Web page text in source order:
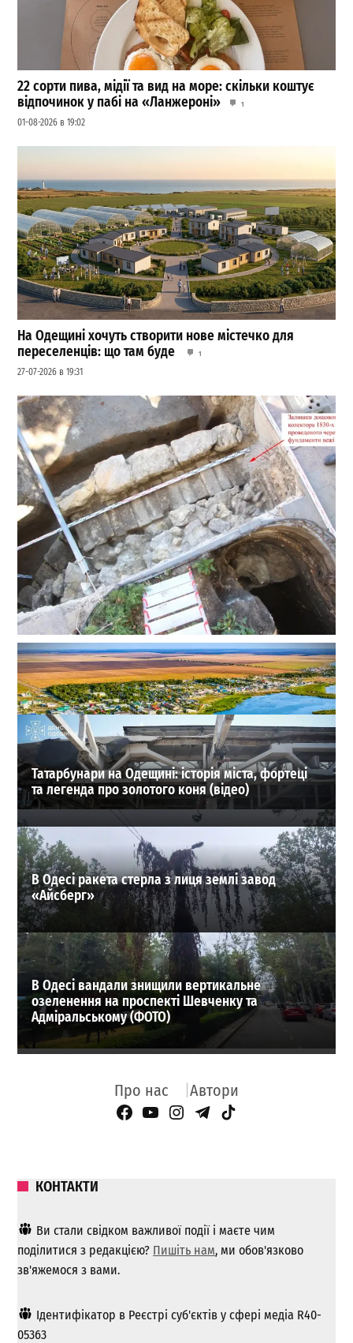
22 сорти пива, мідії та вид на море: скільки коштує
відпочинок у пабі на «Ланжероні»
1
01-08-2026 в 19:02
На Одещині хочуть створити нове містечко для
переселенців: що там буде
1
27-07-2026 в 19:31
Сенсація на Приморському бульварі: археологи
Одеси знайшли одну з веж Османського замку
Хаджибей
0
03-08-2026 в 08:49
ВИБІР РЕДАКЦІЇ
Татарбунари на Одещині: історія міста, фортеці
та легенда про золотого коня (відео)
В Одесі ракета стерла з лиця землі завод
«Айсберг»
В Одесі вандали знищили вертикальне
озеленення на проспекті Шевченку та
Адміральському (ФОТО)
Про нас Автори
Facebook Page
YouTube
Instagram
Telegram
TikTok
КОНТАКТИ
Ви стали свідком важливої ​​події і маєте чим
поділитися з редакцією? Пишіть нам, ми обов'язково
зв'яжемося з вами.
Ідентифікатор в Реєстрі суб'єктів у сфері медіа R40-
05363